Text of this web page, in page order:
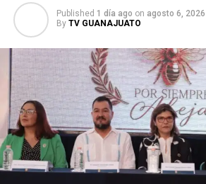
Published 1 día ago on agosto 6, 2026
By TV GUANAJUATO